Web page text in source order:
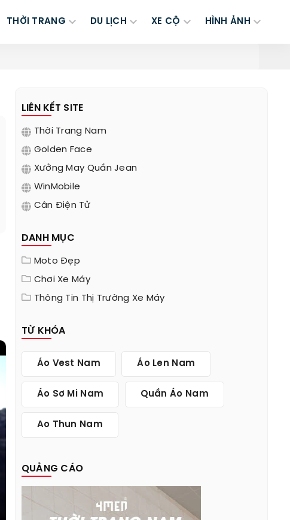
THỜI TRANG DU LỊCH XE CỘ HÌNH ẢNH
LIÊN KẾT SITE
Thời Trang Nam
Golden Face
Xưởng May Quần Jean
WinMobile
Cân Điện Tử
DANH MỤC
Moto Đẹp
Chơi Xe Máy
Thông Tin Thị Trường Xe Máy
TỪ KHÓA
Áo Vest Nam Áo Len Nam
Áo Sơ Mi Nam Quần Áo Nam
Ao Thun Nam
QUẢNG CÁO